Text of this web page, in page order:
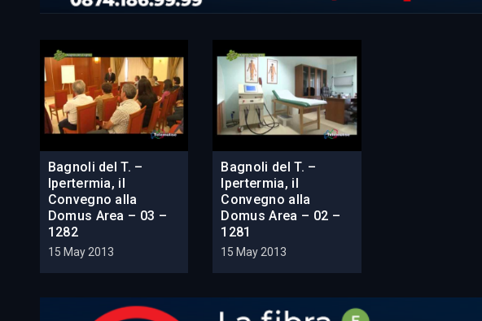
Bagnoli del T. –
Ipertermia, il
Convegno alla
Domus Area – 03 –
1282
15 May 2013
Bagnoli del T. –
Ipertermia, il
Convegno alla
Domus Area – 02 –
1281
15 May 2013